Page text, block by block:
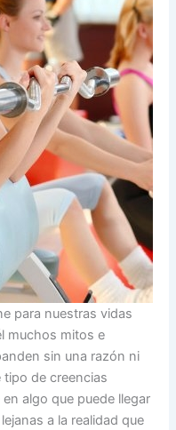
para nuestras vidas
muchos mitos e
sin una razón ni
de creencias
algo que puede llegar
a la realidad que